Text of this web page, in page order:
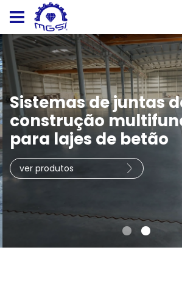
Sistemas de juntas
construção
para lajes de betão
ver produtos